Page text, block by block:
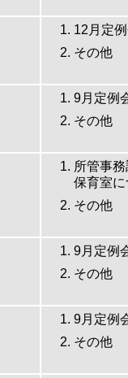
12月定
その他
9月定例
その他
所管事
保育室に
その他
9月定例
その他
9月定例
その他